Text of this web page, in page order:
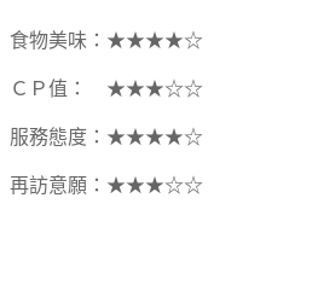
食物美味：★★★★☆
ＣＰ值： ★★★☆☆
服務態度：★★★★☆
再訪意願：★★★☆☆